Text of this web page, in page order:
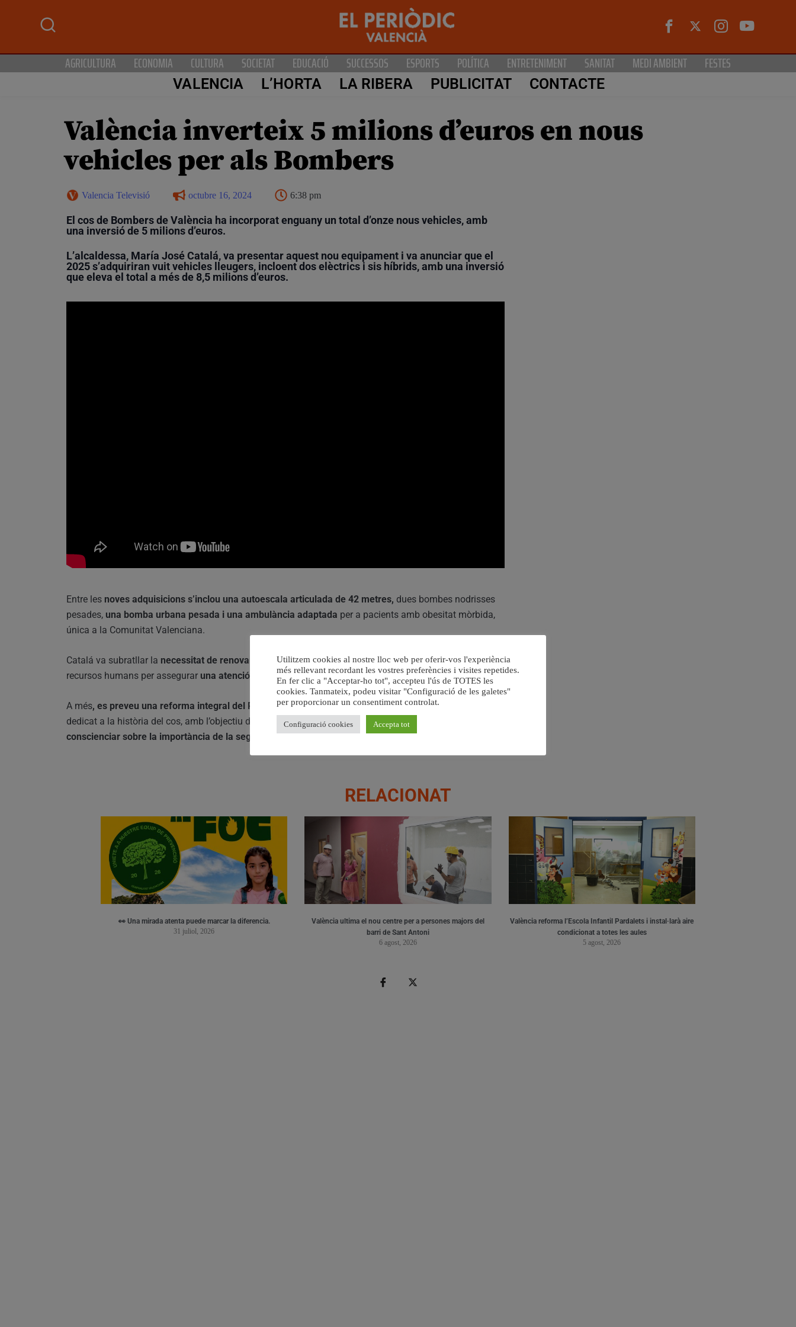
AGRICULTURA ECONOMIA CULTURA SOCIETAT EDUCACIÓ SUCCESSOS ESPORTS POLÍTICA ENTRETENIMENT SANITAT MEDI AMBIENT FESTES
VALENCIA L’HORTA LA RIBERA PUBLICITAT CONTACTE
València inverteix 5 milions d’euros en nous
vehicles per als Bombers
Valencia Televisió octubre 16, 2024 6:38 pm
El cos de Bombers de València ha incorporat enguany un total d’onze nous vehicles, amb
una inversió de 5 milions d’euros.
L’alcaldessa, María José Catalá, va presentar aquest nou equipament i va anunciar que el
2025 s’adquiriran vuit vehicles lleugers, incloent dos elèctrics i sis híbrids, amb una inversió
que eleva el total a més de 8,5 milions d’euros.
Entre les noves adquisicions s’inclou una autoescala articulada de 42 metres, dues bombes nodrisses
pesades, una bomba urbana pesada i una ambulància adaptada per a pacients amb obesitat mòrbida,
única a la Comunitat Valenciana.
Catalá va subratllar la necessitat de renovar la flota per garantir un millor serveii va exigir més
recursos humans per assegurar una atenció adequada i ben formada.
A més, es preveu una reforma integral del Parc Central de Bombers,que inclourà la creació d’un museu
dedicat a la història del cos, amb l’objectiu d’educar lapoblació sobre la prevenció d’incendis i
conscienciar sobre la importància de la seguretat.
RELACIONAT
👀 Una mirada atenta puede marcar la diferencia.
31 juliol, 2026
València ultima el nou centre per a persones majors del
barri de Sant Antoni
6 agost, 2026
València reforma l’Escola Infantil Pardalets i instal·larà aire
condicionat a totes les aules
5 agost, 2026
Utilitzem cookies al nostre lloc web per oferir-vos l'experiència
més rellevant recordant les vostres preferències i visites repetides.
En fer clic a "Acceptar-ho tot", accepteu l'ús de TOTES les
cookies. Tanmateix, podeu visitar "Configuració de les galetes"
per proporcionar un consentiment controlat.
Configuració cookies Accepta tot